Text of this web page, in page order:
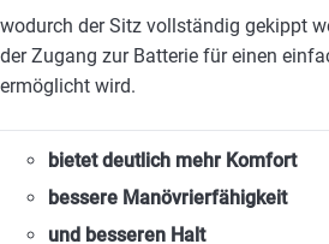
wodurch der Sitz vollständig gekippt
der Zugang zur Batterie für einen
ermöglicht wird.
bietet deutlich mehr Komfort
bessere Manövrierfähigkeit
und besseren Halt